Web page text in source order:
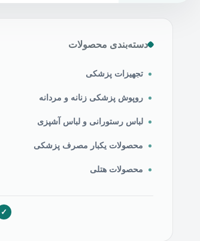
دسته‌بندی محصولات
تجهیزات پزشکی
روپوش پزشکی زنانه و مردانه
لباس رستورانی و لباس آشپزی
محصولات یکبار مصرف پزشکی
محصولات هتلی
✓